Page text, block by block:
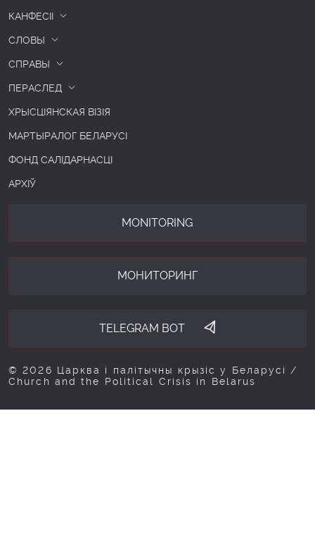
КАНФЕСІІ
СЛОВЫ
СПРАВЫ
ПЕРАСЛЕД
ХРЫСЦІЯНСКАЯ ВІЗІЯ
МАРТЫРАЛОГ БЕЛАРУСІ
ФОНД САЛІДАРНАСЦІ
АРХІЎ
MONITORING
МОНИТОРИНГ
TELEGRAM BOT
© 2026 Царква і палітычны крызіс у Беларусі /
Church and the Political Crisis in Belarus